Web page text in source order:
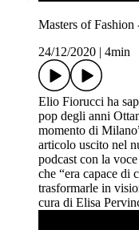
Masters of
24/12/2020
4min
Elio Fiorucci ha
pop degli anni
momento di
articolo uscito nel
podcast con la
che “era capace di
trasformarle in
cura di Elisa